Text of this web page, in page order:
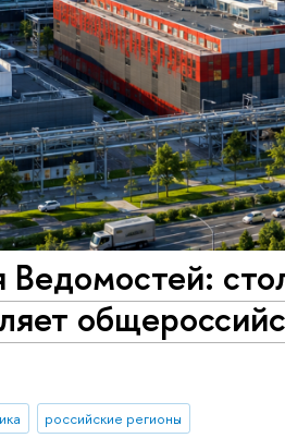
российские регионы